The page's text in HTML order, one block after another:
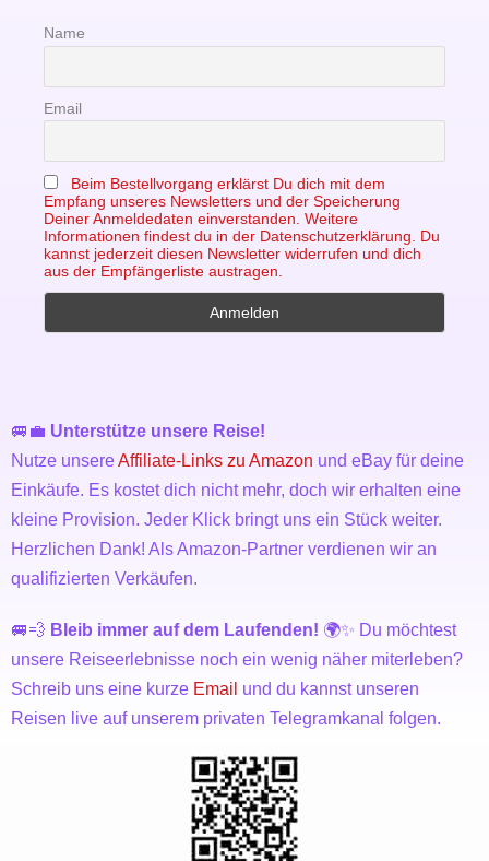
Name
Email
Beim Bestellvorgang erklärst Du dich mit dem
Empfang unseres Newsletters und der Speicherung
Deiner Anmeldedaten einverstanden. Weitere
Informationen findest du in der Datenschutzerklärung. Du
kannst jederzeit diesen Newsletter widerrufen und dich
aus der Empfängerliste austragen.
🚐💼 Unterstütze unsere Reise!
Nutze unsereAffiliate-Links zu Amazon und eBay für deine
Einkäufe. Es kostet dich nicht mehr, doch wir erhalten eine
kleine Provision. Jeder Klick bringt uns ein Stück weiter.
Herzlichen Dank! Als Amazon-Partner verdienen wir an
qualifizierten Verkäufen.
🚐💨 Bleib immer auf dem Laufenden! 🌍✨ Du möchtest
unsere Reiseerlebnisse noch ein wenig näher miterleben?
Schreib uns eine kurze Email und du kannst unseren
Reisen live auf unserem privaten Telegramkanal folgen.